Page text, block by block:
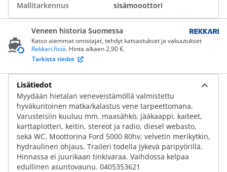
Mallitarkennus
sisämooottori
Veneen historia Suomessa
Katso aiemmat omistajat, tehdyt katsastukset ja vakuutukset
Rekkari.fistä. Hinta alkaen 2,90 €.
Tarkista tiedot
Lisätiedot
Myydään hietalan veneveistämöllä valmistettu
hyväkuntoinen matka/kalastus vene tarpeettomana.
Varusteisiin kuuluu mm. maasähkö, jääkaappi, kaiteet,
karttaplotteri, keitin, stereot ja radio, diesel webasto,
sekä WC. Moottorina Ford 5000 80hv, velvetin merikytkin,
hydraulinen ohjaus. Traileri todella jykevä paripyörillä.
Hinnassa ei juurikaan tinkivaraa. Vaihdossa kelpaa
edullinen asuntovaunu. 0405353621